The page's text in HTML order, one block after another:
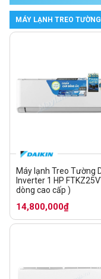
MÁY LẠNH TREO TƯỜNG
Máy lạnh Treo Tường
Inverter 1 HP
dòng cao cấp )
14,800,000₫